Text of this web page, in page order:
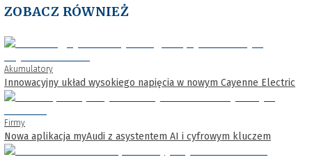
ZOBACZ RÓWNIEŻ
Akumulatory
Innowacyjny układ wysokiego napięcia w nowym Cayenne Electric
Firmy
Nowa aplikacja myAudi z asystentem AI i cyfrowym kluczem